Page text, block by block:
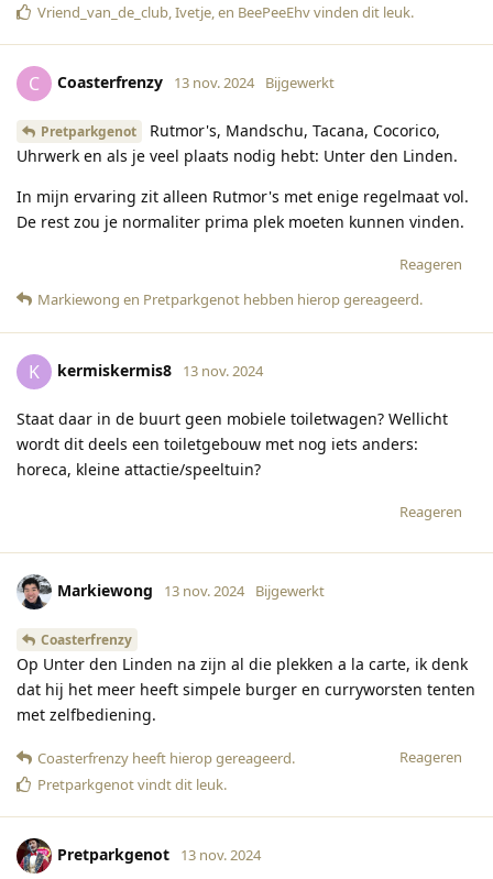
Vriend_van_de_club,Ivetje, en BeePeeEhvvinden dit leuk.
C Coasterfrenzy 13 nov. 2024 Bijgewerkt
Pretparkgenot
Rutmor's, Mandschu, Tacana, Cocorico,
Uhrwerk en als je veel plaats nodig hebt: Unter den Linden.
In mijn ervaring zit alleen Rutmor's met enige regelmaat vol.
De rest zou je normaliter prima plek moeten kunnen vinden.
Reageren
Markiewong en Pretparkgenot hebben hierop gereageerd.
K kermiskermis8 13 nov. 2024
Staat daar in de buurt geen mobiele toiletwagen? Wellicht
wordt dit deels een toiletgebouw met nog iets anders:
horeca, kleine attactie/speeltuin?
Reageren
Markiewong 13 nov. 2024 Bijgewerkt
Coasterfrenzy
Op Unter den Linden na zijn al die plekken a la carte, ik denk
dat hij het meer heeft simpele burger en curryworsten tenten
met zelfbediening.
Reageren
Coasterfrenzy heeft hierop gereageerd.
Pretparkgenotvindt dit leuk.
Pretparkgenot 13 nov. 2024